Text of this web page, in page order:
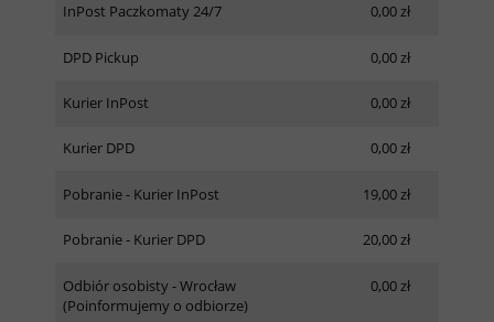
InPost Paczkomaty 24/7 0,00 zł
DPD Pickup 0,00 zł
Kurier InPost 0,00 zł
Kurier DPD 0,00 zł
Pobranie - Kurier InPost 19,00 zł
Pobranie - Kurier DPD 20,00 zł
Odbiór osobisty - Wrocław
(Poinformujemy o odbiorze)
0,00 zł